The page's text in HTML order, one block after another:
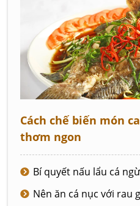
Cách chế biến món
thơm ngon
Bí quyết nấu lẩu cá
Nên ăn cá nục với rau